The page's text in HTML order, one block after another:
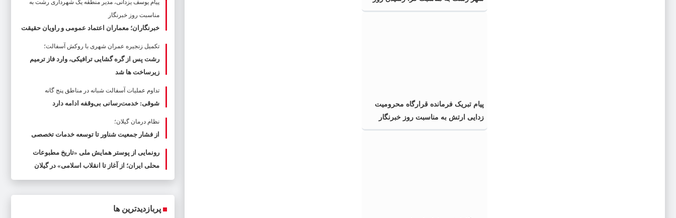
خبرنگار
پیام تبریک فرمانده قرارگاه محرومیت‌
زدایی ارتش به مناسبت روز خبرنگار
پیام یوسف یزدانی، مدیر منطقه یک شهرداری رشت به
مناسبت روز خبرنگار
خبرنگاران؛ معماران اعتماد عمومی و راویان حقیقت
تکمیل زنجیره عمران شهری با روکش آسفالت؛
رشت پس از گره گشایی ترافیکی، وارد فاز ترمیم
زیرساخت ها شد
تداوم عملیات آسفالت‌ شبانه در مناطق پنج گانه
شوقی: خدمت‌رسانی بی‌وقفه ادامه دارد
نظام درمان گیلان؛
از فشار جمعیت شناور تا توسعه خدمات تخصصی
رونمایی از پوستر همایش ملی «تاریخ مطبوعات
محلی ایران؛ از آغاز تا انقلاب اسلامی» در گیلان
پربازدیدترین ها